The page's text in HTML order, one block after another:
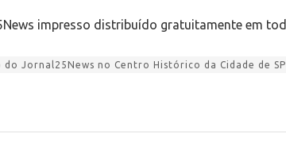
impresso distribuído gratuitamente em
Jornal25News no Centro Histórico da Cidade de SP